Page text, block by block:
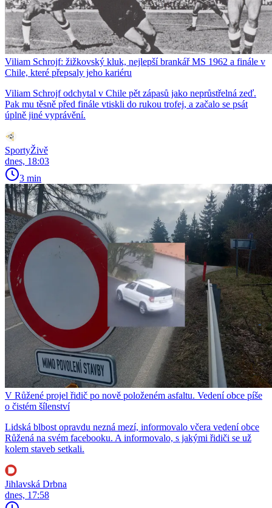
Viliam Schrojf: žižkovský kluk, nejlepší brankář MS 1962 a finále v
Chile, které přepsaly jeho kariéru
Viliam Schrojf odchytal v Chile pět zápasů jako neprůstřelná zeď.
Pak mu těsně před finále vtiskli do rukou trofej, a začalo se psát
úplně jiné vyprávění.
SportyŽivě
dnes, 18:03
3 min
V Růžené projel řidič po nově položeném asfaltu. Vedení obce píše
o čistém šílenství
Lidská blbost opravdu nezná mezí, informovalo včera vedení obce
Růžená na svém facebooku. A informovalo, s jakými řidiči se už
kolem staveb setkali.
Jihlavská Drbna
dnes, 17:58